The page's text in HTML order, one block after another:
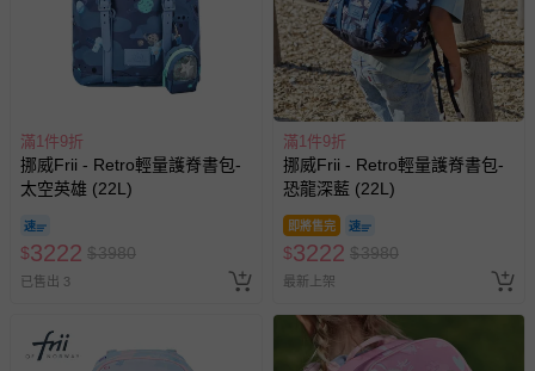
滿1件9折
挪威Frii - Retro輕量護脊書包-
太空英雄 (22L)
$3222 $3980
已售出 3
滿1件9折
挪威Frii - Retro輕量護脊書包-
恐龍深藍 (22L)
即將售完
$3222 $3980
最新上架